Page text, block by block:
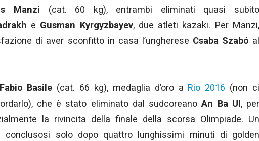
Manzi (cat. 60 kg), entrambi eliminati quasi
e Gusman Kyrgyzbayev, due atleti kazaki. Per
di aver sconfitto in casa l’ungherese Csaba Szabó
Fabio Basile (cat. 66 kg), medaglia d’oro a Rio 2016 (non
che è stato eliminato dal sudcoreanoAn Ba Ul ,
la rivincita della finale della scorsa Olimpiade. Un
conclusosi solo dopo quattro lunghissimi minuti di golden